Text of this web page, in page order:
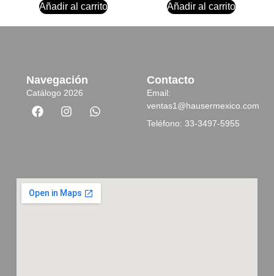
Añadir al carrito Añadir al carrito
Navegación
Catálogo 2026
Contacto
Email:
ventas1@hausermexico.com
Teléfono: 33-3497-5955